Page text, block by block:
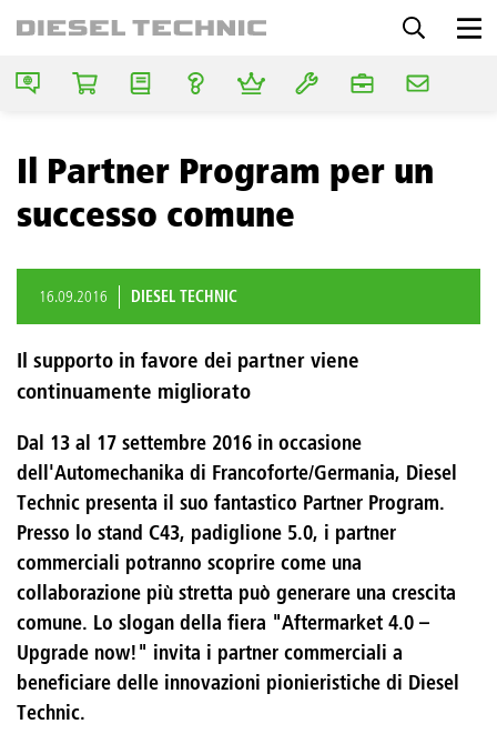
Il Partner Program per un
successo comune
16.09.2016 DIESEL TECHNIC
Il supporto in favore dei partner viene
continuamente migliorato
Dal 13 al 17 settembre 2016 in occasione
dell'Automechanika di Francoforte/Germania, Diesel
Technic presenta il suo fantastico Partner Program.
Presso lo stand C43, padiglione 5.0, i partner
commerciali potranno scoprire come una
collaborazione più stretta può generare una crescita
comune. Lo slogan della fiera "Aftermarket 4.0 –
Upgrade now!" invita i partner commerciali a
beneficiare delle innovazioni pionieristiche di Diesel
Technic.